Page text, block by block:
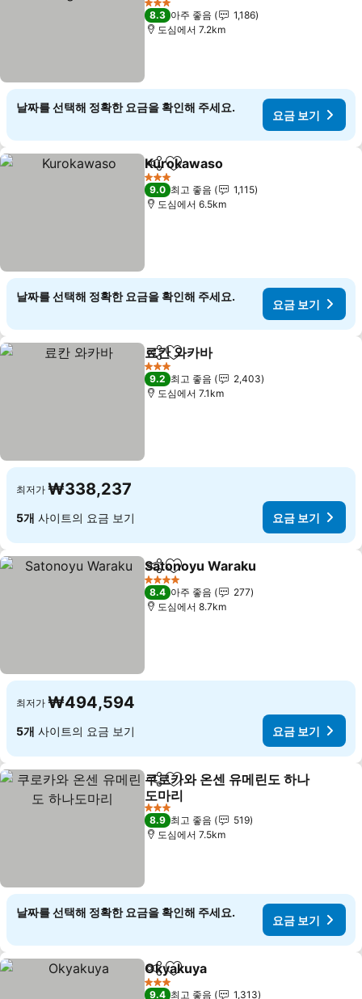
요금 보기
3 성급
8.3 아주 좋음
1,186
도심에서 7.2km
날짜를 선택해 정확한 요금을 확인해 주세요.
요금 보기
공유 즐겨찾기에 추가
Kurokawaso
3 성급
9.0 최고 좋음
1,115
도심에서 6.5km
날짜를 선택해 정확한 요금을 확인해 주세요.
요금 보기
공유 즐겨찾기에 추가
료칸 와카바
3 성급
9.2 최고 좋음
2,403
도심에서 7.1km
최저가 ₩338,237
5개 사이트의 요금 보기 요금 보기
공유 즐겨찾기에 추가
Satonoyu Waraku
4 성급
8.4 아주 좋음
277
도심에서 8.7km
최저가 ₩494,594
5개 사이트의 요금 보기 요금 보기
공유 즐겨찾기에 추가
쿠로카와 온센 유메린도 하나
도마리
요금 보기
3 성급
8.9 최고 좋음
519
도심에서 7.5km
날짜를 선택해 정확한 요금을 확인해 주세요.
요금 보기
공유 즐겨찾기에 추가
Okyakuya
3 성급
9.4 최고 좋음
1,313